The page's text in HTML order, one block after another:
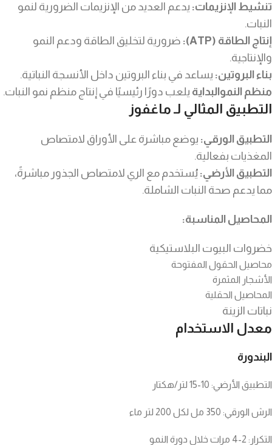
تنشيط الإنزيمات: يدعم العديد من الإنزيمات الضرورية لنمو
النبات.
إنتاج الطاقة (ATP):
ضرورية لتخليق الطاقة ودعم النمو
والإنتاجية.
بناء البروتين: يساعد في بناء البروتين داخل الأنسجة النباتية.
منظم النموالبداية يلعب دورًا رئيسيًا في إنتاج منظم نمو النبات.
التطبيق المثالي لـ ماغفوز
التطبيق الورقي: يوضع مباشرة على الأوراق لامتصاص
المغذيات بفعالية.
التطبيق الأرضي: يُستخدم مع الري لامتصاص الجذور مباشرةً،
مما يدعم صحة النبات الشاملة.
المحاصيل المناسبة:
خضروات البيوت البلاستيكية
محاصيل الحقول المفتوحة
الأشجار المثمرة
المحاصيل الحقلية
نباتات الزينة
معدل الاستخدام
البندورة
التطبيق الأرضي: 10-15 لتر/هكتار
الرش الورقي: 350 مل لكل 200 لتر ماء
التكرار: 2-4 مرات خلال دورة النمو